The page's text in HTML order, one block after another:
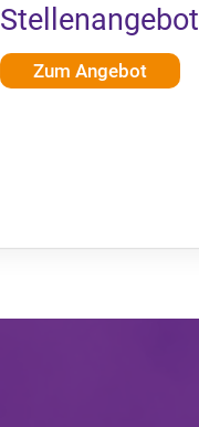
Stellenangebot
Zum Angebot